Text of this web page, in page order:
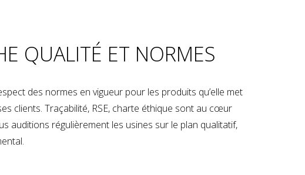
QUALITÉ ET NORMES
des normes en vigueur pour les produits qu’elle met
clients. Traçabilité, RSE, charte éthique sont au cœur
auditions régulièrement les usines sur le plan qualitatif,